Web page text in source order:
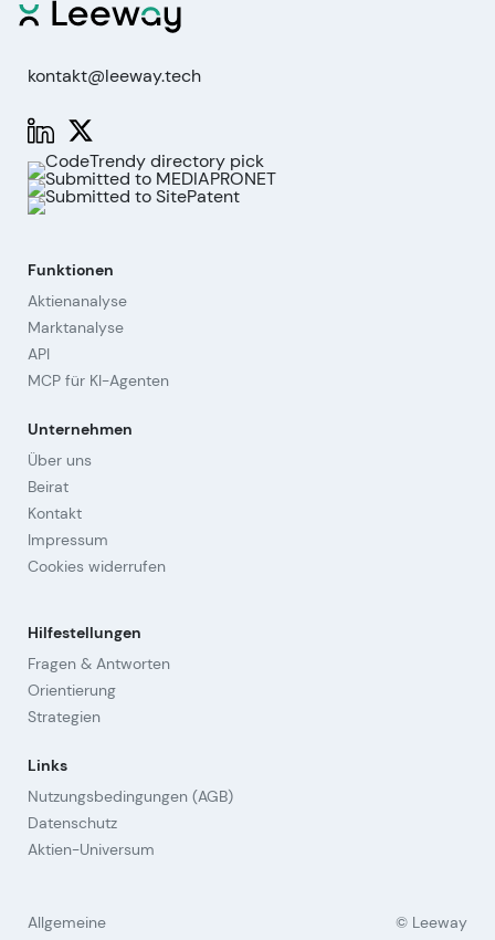
kontakt@leeway.tech
Funktionen
Aktienanalyse
Marktanalyse
API
MCP für KI-Agenten
Unternehmen
Über uns
Beirat
Kontakt
Impressum
Cookies widerrufen
Hilfestellungen
Fragen & Antworten
Orientierung
Strategien
Links
Nutzungsbedingungen (AGB)
Datenschutz
Aktien-Universum
Allgemeine
© Leeway